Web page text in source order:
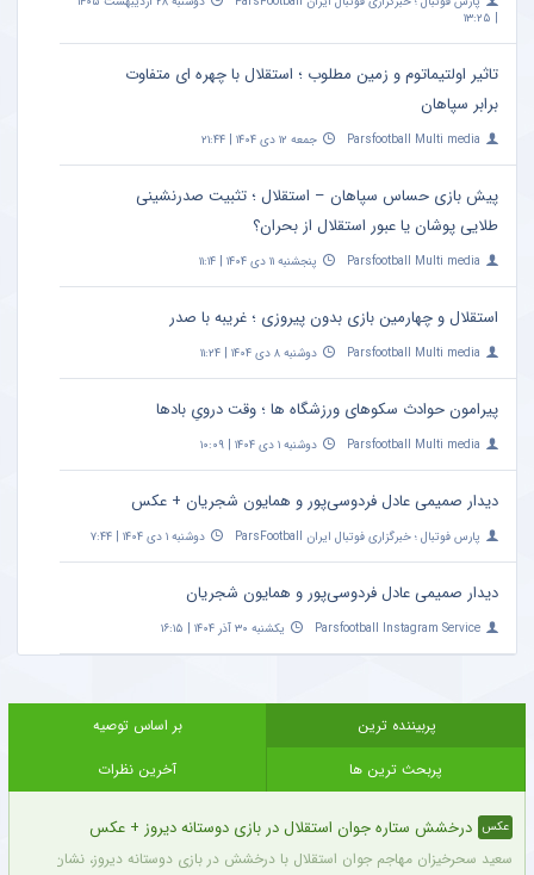
| ۱۳:۲۵
تاثیر اولتیماتوم و زمین مطلوب ؛ استقلال با چهره ای متفاوت
برابر سپاهان
Parsfootball Multi media جمعه ۱۲ دی ۱۴۰۴ | ۲۱:۴۴
پیش بازی حساس سپاهان – استقلال ؛ تثبیت صدرنشینی
طلایی پوشان یا عبور استقلال از بحران؟
Parsfootball Multi media پنجشنبه ۱۱ دی ۱۴۰۴ | ۱۱:۱۴
استقلال و چهارمین بازی بدون پیروزی ؛ غریبه با صدر
Parsfootball Multi media دوشنبه ۸ دی ۱۴۰۴ | ۱۱:۲۴
پیرامون حوادث سکوهای ورزشگاه ها ؛ وقت درویِ بادها
Parsfootball Multi media دوشنبه ۱ دی ۱۴۰۴ | ۱۰:۰۹
دیدار صمیمی عادل فردوسی‌پور و همایون شجریان + عکس
پارس فوتبال ؛ خبرگزاری فوتبال ایران ParsFootball دوشنبه ۱ دی ۱۴۰۴ | ۷:۴۴
دیدار صمیمی عادل فردوسی‌پور و همایون شجریان
Parsfootball Instagram Service یکشنبه ۳۰ آذر ۱۴۰۴ | ۱۶:۱۵
پربیننده ترین
بر اساس توصیه
پربحث ترین ها
آخرین نظرات
عکس درخشش ستاره جوان استقلال در بازی دوستانه دیروز + عکس
سعید سحرخیزان مهاجم جوان استقلال با درخشش در بازی دوستانه دیروز، نشان داد